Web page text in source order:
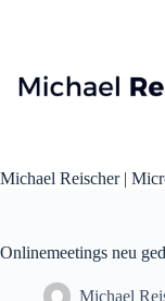
Michael Reischer |
Onlinemeetings neu
Michael